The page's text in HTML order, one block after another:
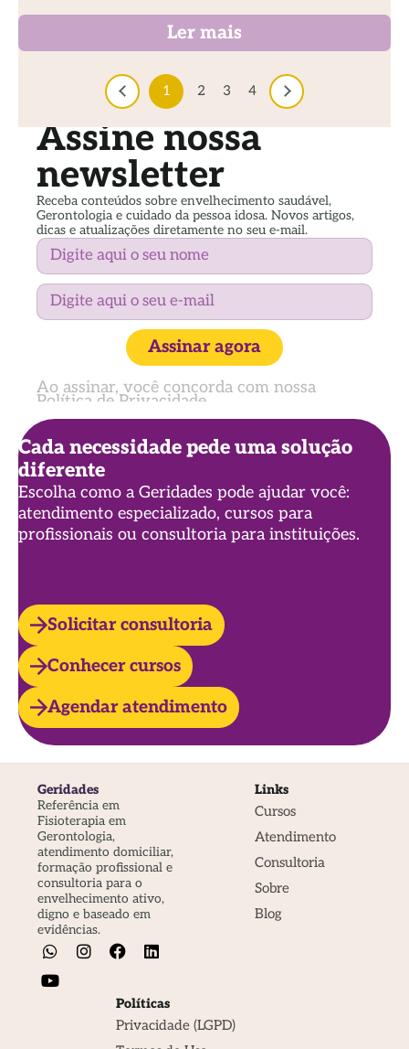
Ler mais
1 2 3 4
Assine nossa
newsletter
Receba conteúdos sobre envelhecimento saudável,
Gerontologia e cuidado da pessoa idosa. Novos artigos,
dicas e atualizações diretamente no seu e-mail.
Assinar agora
Ao assinar, você concorda com nossa
Política de Privacidade
Cada necessidade pede uma solução
diferente
Escolha como a Geridades pode ajudar você:
atendimento especializado, cursos para
profissionais ou consultoria para instituições.
Solicitar consultoria
Conhecer cursos
Agendar atendimento
Geridades
Referência em
Fisioterapia em
Gerontologia,
atendimento domiciliar,
formação profissional e
consultoria para o
envelhecimento ativo,
digno e baseado em
evidências.
Links
Cursos
Atendimento
Consultoria
Sobre
Blog
Políticas
Privacidade (LGPD)